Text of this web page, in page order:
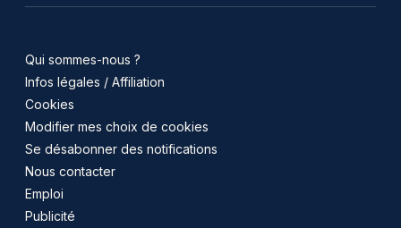
Qui sommes-nous ?
Infos légales / Affiliation
Cookies
Modifier mes choix de cookies
Se désabonner des notifications
Nous contacter
Emploi
Publicité